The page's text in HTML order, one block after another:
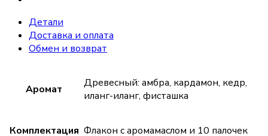
Детали
Доставка и оплата
Обмен и возврат
Аромат
Древесный: амбра, кардамон, кедр,
иланг-иланг, фисташка
Комплектация Флакон с аромамаслом и 10 палочек